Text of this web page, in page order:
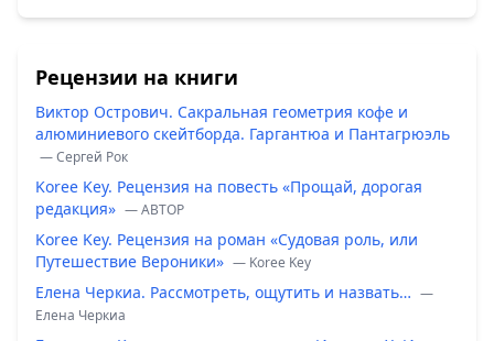
Рецензии на книги
Виктор Острович. Сакральная геометрия кофе и
алюминиевого скейтборда. Гаргантюа и Пантагрюэль
— Сергей Рок
Koree Key. Рецензия на повесть «Прощай, дорогая
редакция» — ABTOP
Koree Key. Рецензия на роман «Судовая роль, или
Путешествие Вероники» — Koree Key
Елена Черкиа. Рассмотреть, ощутить и назвать… —
Елена Черкиа